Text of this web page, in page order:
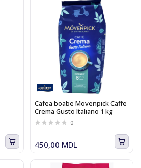
Cafea boabe Movenpick Caffe
Crema Gusto Italiano 1 kg
0
450,00 MDL